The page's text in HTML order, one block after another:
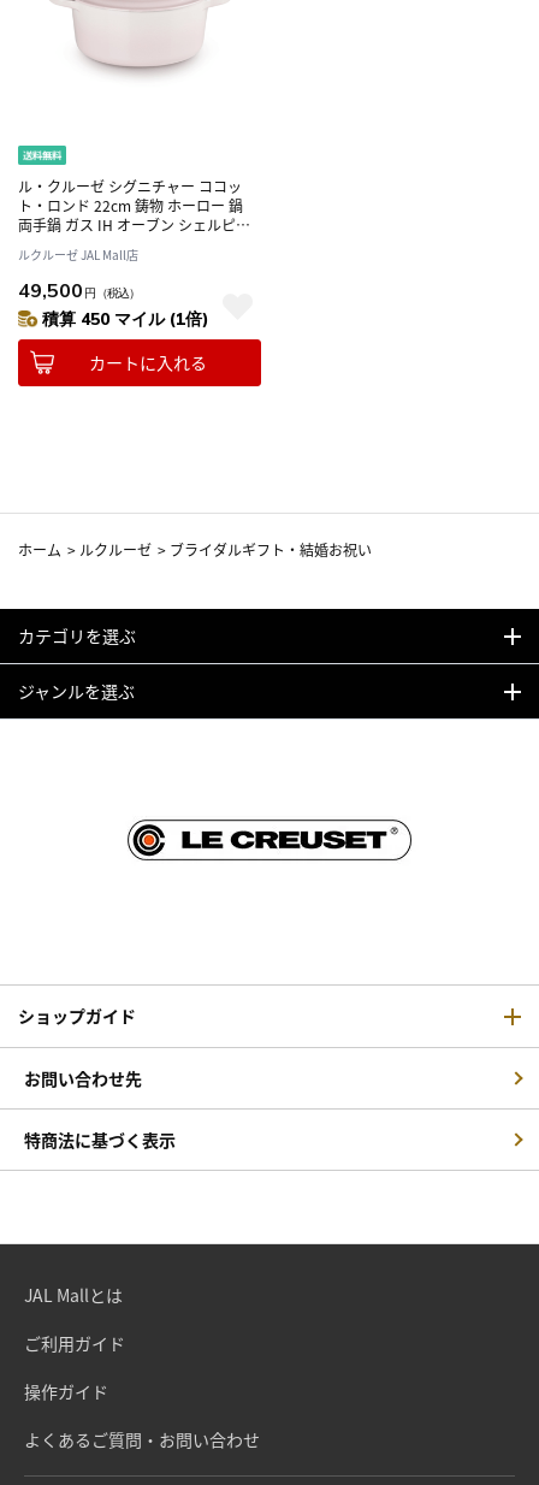
ル・クルーゼ シグニチャー ココッ
ト・ロンド 22cm 鋳物 ホーロー 鍋
両手鍋 ガス IH オーブン シェルピン
ルクルーゼ JAL Mall店
49,500 円 （税込）
積算 450 マイル (1倍)
カートに入れる
ホーム > ルクルーゼ > ブライダルギフト・結婚お祝い
カテゴリを選ぶ
ジャンルを選ぶ
ショップガイド
お問い合わせ先
特商法に基づく表示
JAL Mallとは
ご利用ガイド
操作ガイド
よくあるご質問・お問い合わせ